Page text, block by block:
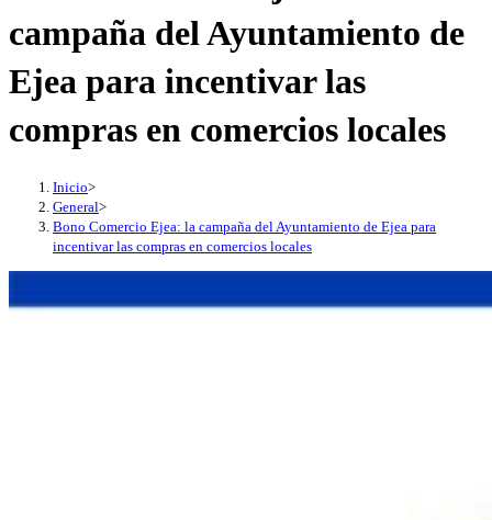
campaña del Ayuntamiento de
Ejea para incentivar las
compras en comercios locales
Inicio>
General>
Bono Comercio Ejea: la campaña del Ayuntamiento de Ejea para
incentivar las compras en comercios locales